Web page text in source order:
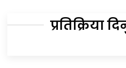
प्रतिक्रिया